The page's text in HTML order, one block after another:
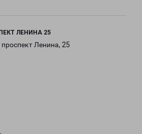
ЛЕНИНА 25
Ленина, 25